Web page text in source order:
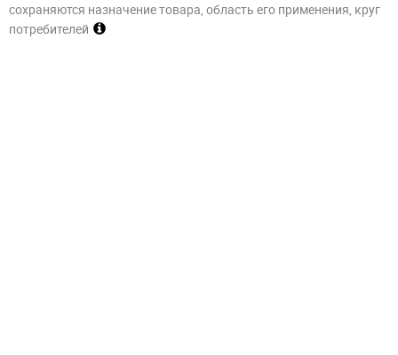
сохраняются назначение товара, область его применения, круг
потребителей